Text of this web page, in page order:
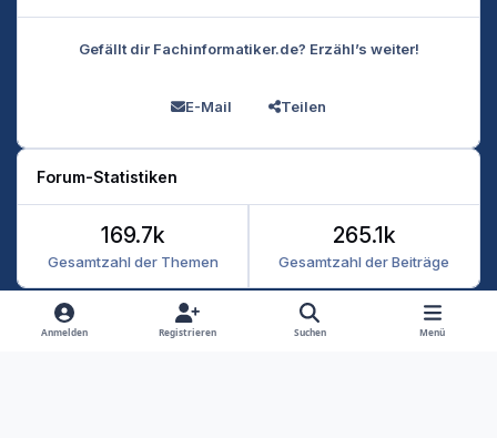
Gefällt dir Fachinformatiker.de? Erzähl’s weiter!
E-Mail Teilen
Forum-Statistiken
Gesamtzahl der Themen
169.7k
Gesamtzahl der Beiträge
265.1k
Heller Modus
Dunkler Modus
Systemeinstellung
Anmelden Registrieren Suchen Menü